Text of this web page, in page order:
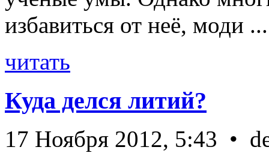
избавиться от неё, моди ...
читать
Куда делся литий?
17 Ноября 2012, 5:43 •